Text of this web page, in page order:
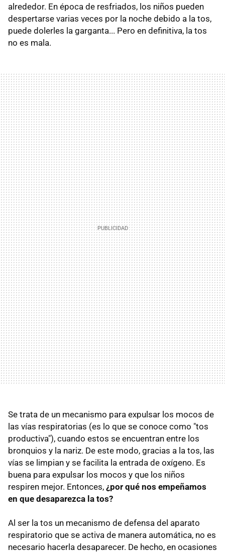
alrededor. En época de resfriados, los niños pueden
despertarse varias veces por la noche debido a la tos,
puede dolerles la garganta... Pero en definitiva, la tos
no es mala.
Se trata de un mecanismo para expulsar los mocos de
las vías respiratorias (es lo que se conoce como "tos
productiva"), cuando estos se encuentran entre los
bronquios y la nariz. De este modo, gracias a la tos, las
vías se limpian y se facilita la entrada de oxígeno. Es
buena para expulsar los mocos y que los niños
respiren mejor. Entonces, ¿por qué nos empeñamos
en que desaparezca la tos?
Al ser la tos un mecanismo de defensa del aparato
respiratorio que se activa de manera automática, no es
necesario hacerla desaparecer. De hecho, en ocasiones